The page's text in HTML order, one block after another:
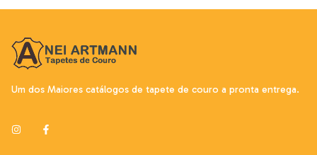
Um dos Maiores catálogos de tapete de couro a pronta entrega.